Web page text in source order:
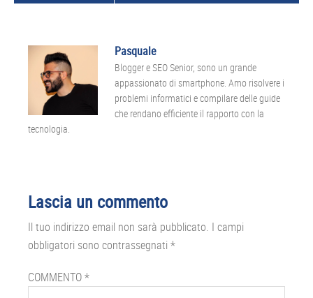
Pasquale
Blogger e SEO Senior, sono un grande
appassionato di smartphone. Amo risolvere i
problemi informatici e compilare delle guide
che rendano efficiente il rapporto con la
tecnologia.
Interazioni
del
lettore
Lascia un commento
Il tuo indirizzo email non sarà pubblicato. I campi
obbligatori sono contrassegnati *
COMMENTO*